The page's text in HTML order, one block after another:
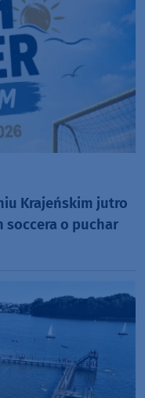
Krajeńskim jutro
soccera o puchar